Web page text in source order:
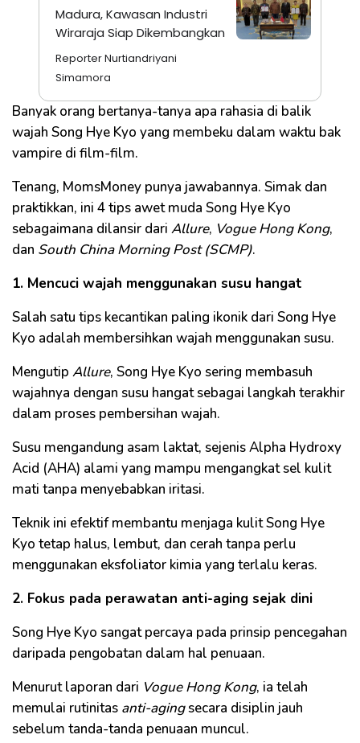
Madura, Kawasan Industri
Wiraraja Siap Dikembangkan
Reporter Nurtiandriyani
Simamora
Banyak orang bertanya-tanya apa rahasia di balik
wajah Song Hye Kyo yang membeku dalam waktu bak
vampire di film-film.
Tenang, MomsMoney punya jawabannya. Simak dan
praktikkan, ini 4 tips awet muda Song Hye Kyo
sebagaimana dilansir dari Allure, Vogue Hong Kong,
dan South China Morning Post (SCMP).
1. Mencuci wajah menggunakan susu hangat
Salah satu tips kecantikan paling ikonik dari Song Hye
Kyo adalah membersihkan wajah menggunakan susu.
Mengutip Allure, Song Hye Kyo sering membasuh
wajahnya dengan susu hangat sebagai langkah terakhir
dalam proses pembersihan wajah.
Susu mengandung asam laktat, sejenis Alpha Hydroxy
Acid (AHA) alami yang mampu mengangkat sel kulit
mati tanpa menyebabkan iritasi.
Teknik ini efektif membantu menjaga kulit Song Hye
Kyo tetap halus, lembut, dan cerah tanpa perlu
menggunakan eksfoliator kimia yang terlalu keras.
2. Fokus pada perawatan anti-aging sejak dini
Song Hye Kyo sangat percaya pada prinsip pencegahan
daripada pengobatan dalam hal penuaan.
Menurut laporan dari Vogue Hong Kong, ia telah
memulai rutinitas anti-agingsecara disiplin jauh
sebelum tanda-tanda penuaan muncul.